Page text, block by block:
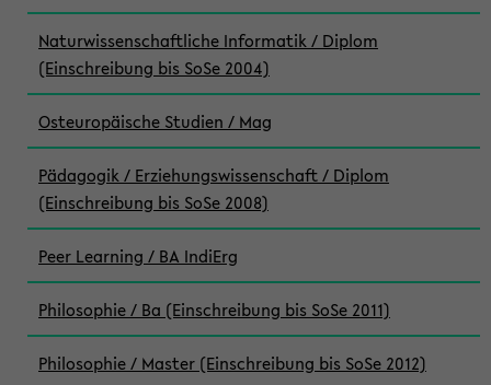
Naturwissenschaftliche Informatik / Diplom
(Einschreibung bis SoSe 2004)
Osteuropäische Studien / Mag
Pädagogik / Erziehungswissenschaft / Diplom
(Einschreibung bis SoSe 2008)
Peer Learning / BA IndiErg
Philosophie / Ba (Einschreibung bis SoSe 2011)
Philosophie / Master (Einschreibung bis SoSe 2012)